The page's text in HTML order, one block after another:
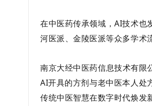
在中医药传承领域，AI技术也
河医派、金陵医派等众多学术
南京大经中医药信息技术有限
AI开具的方剂与老中医本人处
传统中医智慧在数字时代焕发